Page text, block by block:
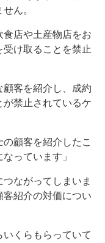
ん。
食店や土産物店をお
け取ることを禁止
客を紹介し、成約
が禁止されているケ
顧客を紹介したこ
っています」
ながってしまいま
客紹介の対価につい
くらもらっていて